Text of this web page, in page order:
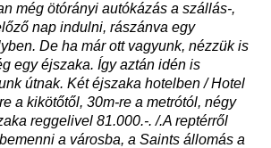
még ötórányi autókázás a szállás-,
nap indulni, rászánva egy
De ha már ott vagyunk, nézzük is
egy éjszaka. Így aztán idén is
útnak. Két éjszaka hotelben / Hotel
a kikötőtől, 30m-re a metrótól, négy
reggelivel 81.000.-. /.A reptérről
a városba, a Saints állomás a